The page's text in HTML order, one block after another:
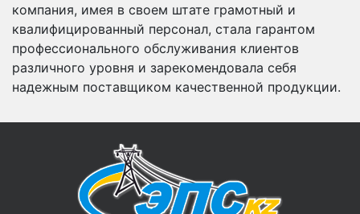
компания, имея в своем штате грамотный и
квалифицированный персонал, стала гарантом
профессионального обслуживания клиентов
различного уровня и зарекомендовала себя
надежным поставщиком качественной продукции.